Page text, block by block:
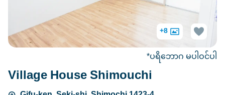
Village House Shimouchi
+8
*ပရိဘောဂ မပါဝင်ပါ